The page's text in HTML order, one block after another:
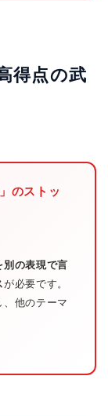
得点の武
のストッ
別の表現で言
が必要です。
他のテーマ